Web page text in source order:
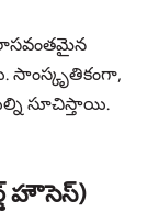
సూచిస్తాయి.
హౌసెస్)